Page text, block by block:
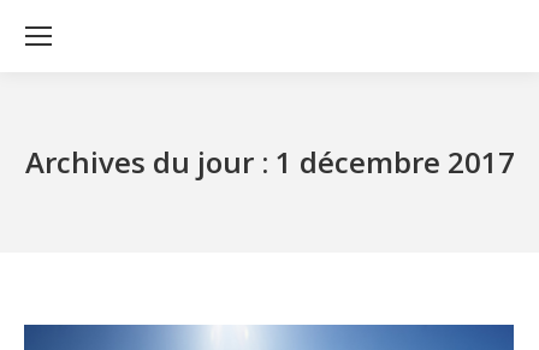
Archives du jour : 1 décembre 2017